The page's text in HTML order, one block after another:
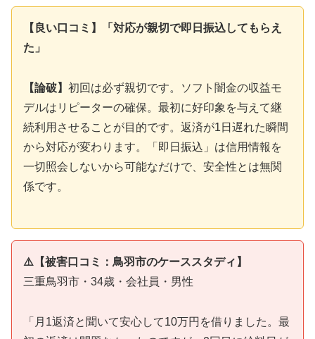
【良い口コミ】「対応が親切で即日振込してもらえ
た」
【論破】 初回は必ず親切です。ソフト闇金の収益モ
デルはリピーターの確保。最初に好印象を与えて継
続利用させることが目的です。返済が1日遅れた瞬間
から対応が変わります。「即日振込」は信用情報を
一切照会しないから可能なだけで、安全性とは無関
係です。
⚠️【被害口コミ：鳥羽市のケーススタディ】
三重鳥羽市・34歳・会社員・男性
「月1返済と聞いて安心して10万円を借りました。最